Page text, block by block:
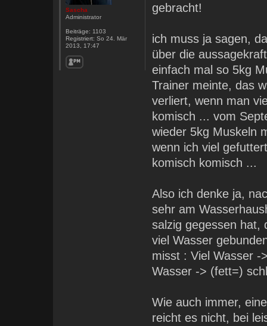
gebracht!
ich muss ja sagen,
über die
einfach mal so 5kg
Trainer meinte, das
verliert, wenn man
komisch ... vom
wieder 5kg Muskeln
wenn ich viel
komisch komisch ...
Also ich denke ja,
sehr am
salzig gegessen hat,
viel Wasser
misst : Viel Wasser -
Wasser -> (fett=)
Wie auch immer,
reicht es nicht, bei
Sascha
Administrator
Beiträge: 1103
Registriert: So 24. Mär
2013, 17:47